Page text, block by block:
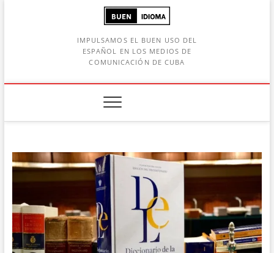
IMPULSAMOS EL BUEN USO DEL
ESPAÑOL EN LOS MEDIOS DE
COMUNICACIÓN DE CUBA